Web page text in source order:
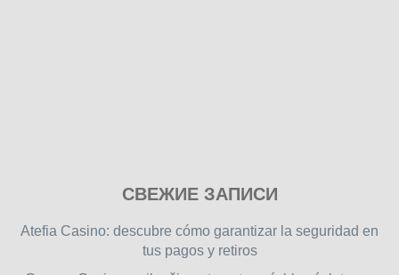
free
СВЕЖИЕ ЗАПИСИ
Atefia Casino: descubre cómo garantizar la seguridad en
tus pagos y retiros